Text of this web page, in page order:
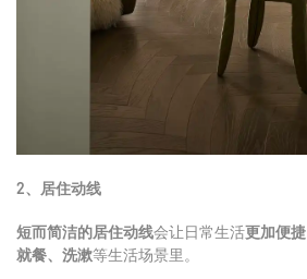
2、 居住动线
短而简洁的居住动线会让日常生活更加便捷
就餐、洗漱等生活场景里。